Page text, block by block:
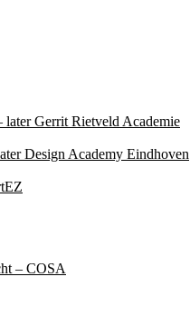
Gerrit Rietveld Academie
Design Academy Eindhoven
– COSA